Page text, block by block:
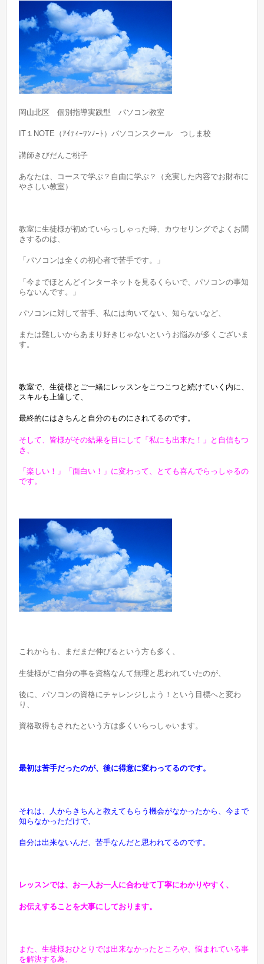
岡山北区 個別指導実践型 パソコン教室
IT１NOTE（ｱｲﾃｨｰﾜﾝﾉｰﾄ）パソコンスクール つしま校
講師きびだんご桃子
あなたは、コースで学ぶ？自由に学ぶ？（充実した内容でお財布に
やさしい教室）
教室に生徒様が初めていらっしゃった時、カウセリングでよくお聞
きするのは、
「パソコンは全くの初心者で苦手です。」
「今までほとんどインターネットを見るくらいで、パソコンの事知
らないんです。」
パソコンに対して苦手、私には向いてない、知らないなど、
または難しいからあまり好きじゃないというお悩みが多くございま
す。
教室で、生徒様とご一緒にレッスンをこつこつと続けていく内に、
スキルも上達して、
最終的にはきちんと自分のものにされてるのです。
そして、皆様がその結果を目にして「私にも出来た！」と自信もつ
き、
「楽しい！」「面白い！」に変わって、とても喜んでらっしゃるの
です。
これからも、まだまだ伸びるという方も多く、
生徒様がご自分の事を資格なんて無理と思われていたのが、
後に、パソコンの資格にチャレンジしよう！という目標へと変わ
り、
資格取得もされたという方は多くいらっしゃいます。
最初は苦手だったのが、後に得意に変わってるのです。
それは、人からきちんと教えてもらう機会がなかったから、今まで
知らなかっただけで、
自分は出来ないんだ、苦手なんだと思われてるのです。
レッスンでは、お一人お一人に合わせて丁寧にわかりやすく、
お伝えすることを大事にしております。
また、生徒様おひとりでは出来なかったところや、悩まれている事
を解決する為、